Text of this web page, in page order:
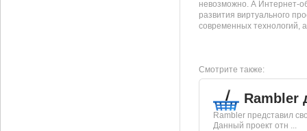
невозможно. А Интернет-
развития виртуального
современных технологий,
Смотрите также:
Rambler
Rambler представил
Данный проект отн ...